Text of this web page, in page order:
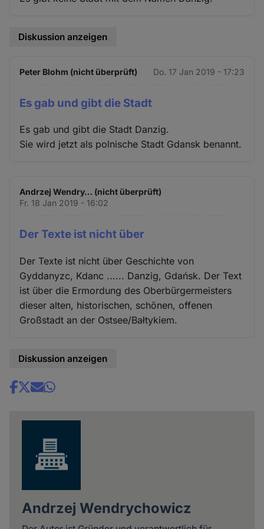
Diskussion anzeigen
Peter Blohm (nicht überprüft) Do. 17 Jan 2019 - 17:23
Es gab und gibt die Stadt
Es gab und gibt die Stadt Danzig.
Sie wird jetzt als polnische Stadt Gdansk benannt.
Andrzej Wendry… (nicht überprüft)
Fr. 18 Jan 2019 - 16:02
Der Texte ist nicht über
Der Texte ist nicht über Geschichte von
Gyddanyzc, Kdanc ...... Danzig, Gdańsk. Der Text
ist über die Ermordung des Oberbürgermeisters
dieser alten, historischen, schönen, offenen
Großstadt an der Ostsee/Bałtykiem.
Diskussion anzeigen
Share
Andrzej Wendrychowicz